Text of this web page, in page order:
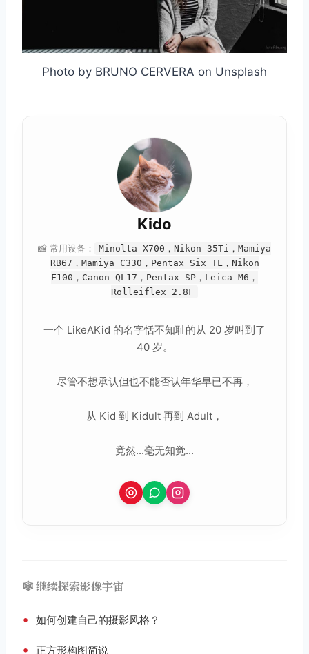
Photo by BRUNO CERVERA on Unsplash
Kido
📸 常用设备：
Minolta X700，Nikon 35Ti，Mamiya
RB67，Mamiya C330，Pentax Six TL，Nikon
F100，Canon QL17，Pentax SP，Leica M6，
Rolleiflex 2.8F
一个 LikeAKid 的名字恬不知耻的从 20 岁叫到了
40 岁。
尽管不想承认但也不能否认年华早已不再，
从 Kid 到 Kidult 再到 Adult，
竟然...毫无知觉...
🕸️ 继续探索影像宇宙
• 如何创建自己的摄影风格？
• 正方形构图简说